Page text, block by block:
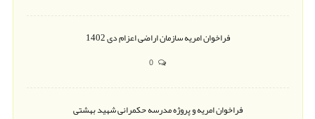
فراخوان امریه سازمان اراضی اعزام دی 1402
فراخوان امریه و پروژه مدرسه حکمرانی شهید بهشتی